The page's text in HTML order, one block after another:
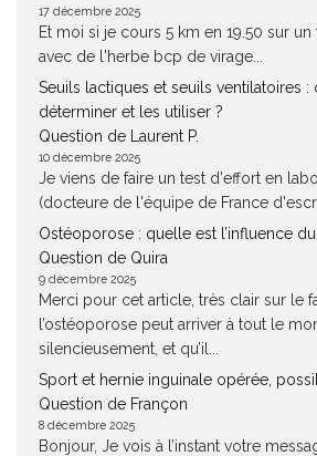
17 décembre 2025
Et moi si je cours 5 km en 19.50 sur
avec de l'herbe bcp de virage...
Seuils lactiques et seuils ventilatoires
déterminer et les utiliser ?
Question de Laurent P.
10 décembre 2025
Je viens de faire un test d'effort en
(docteure de l'équipe de France
Ostéoporose : quelle est l’influence
Question de Quira
9 décembre 2025
Merci pour cet article, très clair sur le
l’ostéoporose peut arriver à tout le
silencieusement, et qu’il...
Sport et hernie inguinale opérée,
Question de Françon
8 décembre 2025
Bonjour, Je vois à l’instant votre